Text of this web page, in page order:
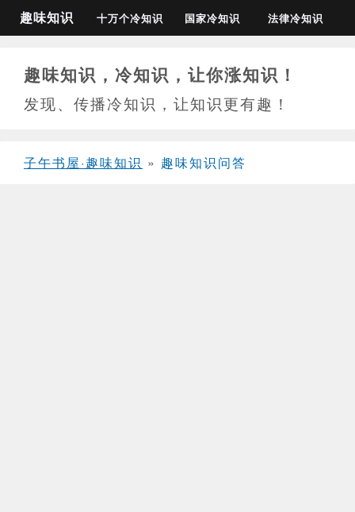
趣味知识 十万个冷知识 国家冷知识 法律冷知识
趣味知识，冷知识，让你涨知识！
发现、传播冷知识，让知识更有趣！
子午书屋·趣味知识 » 趣味知识问答